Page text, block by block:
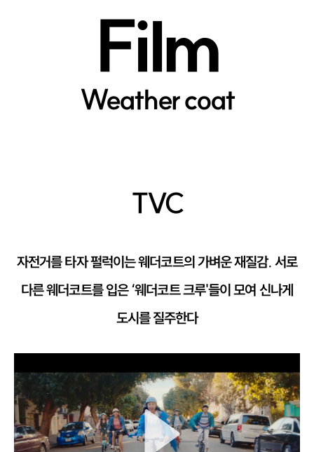
Film
Weather coat
TVC
자전거를 타자 펄럭이는 웨더코트의 가벼운 재질감. 서로
다른 웨더코트를 입은 ‘웨더코트 크루'들이 모여 신나게
도시를 질주한다